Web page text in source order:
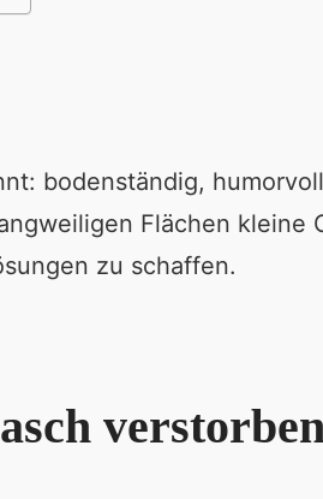
bodenständig,
Flächen kleine
zu schaffen.